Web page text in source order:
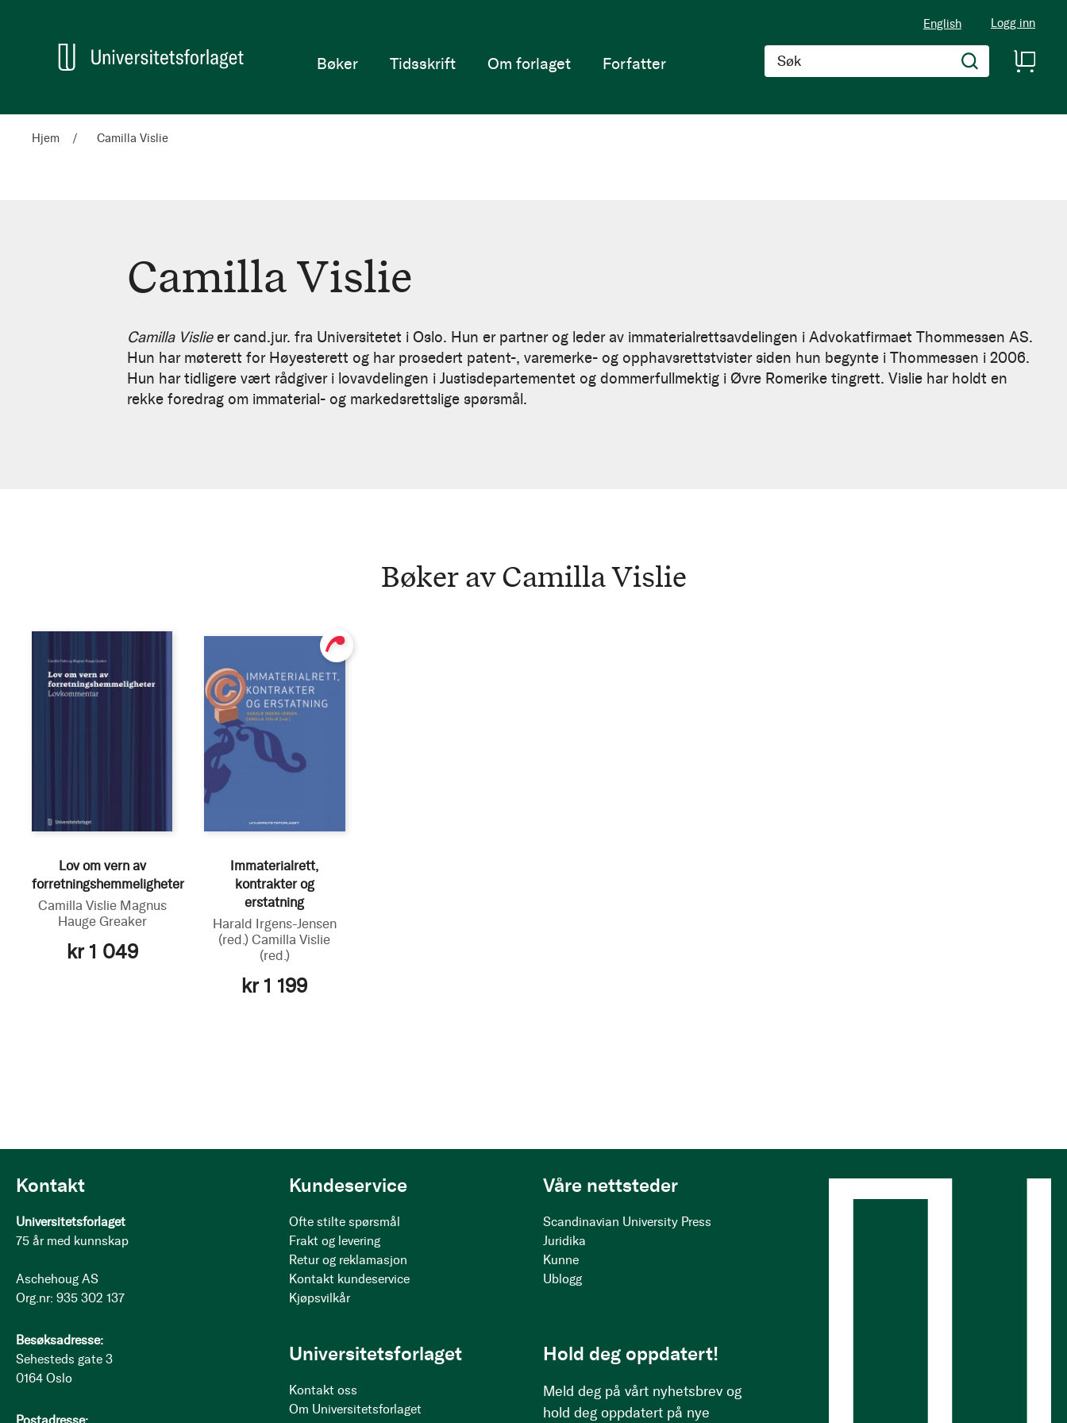
English Logg inn
Søk
Hjem
Bøker Tidsskrift Om forlaget Forfatter
Hjem Camilla Vislie
Camilla
Vislie
Camilla Vislie
Camilla Vislieer cand.jur. fra Universitetet i Oslo. Hun er partner og leder av immaterialrettsavdelingen i Advokatfirmaet Thommessen AS.
Hun har møterett for Høyesterett og har prosedert patent-, varemerke- og opphavsrettstvister siden hun begynte i Thommessen i 2006.
Hun har tidligere vært rådgiver i lovavdelingen i Justisdepartementet og dommerfullmektig i Øvre Romerike tingrett. Vislie har holdt en
rekke foredrag om immaterial- og markedsrettslige spørsmål.
Bøker av Camilla Vislie
Lov om vern av
forretningshemmeligheter
Camilla Vislie Magnus
Hauge Greaker
kr 1 049
Immaterialrett,
kontrakter og
erstatning
Harald Irgens-Jensen
(red.) Camilla Vislie
(red.)
kr 1 199
Kontakt
Universitetsforlaget
75 år med kunnskap
Aschehoug AS
Org.nr: 935 302 137
Besøksadresse:
Sehesteds gate 3
0164 Oslo
Kundeservice
Ofte stilte spørsmål
Frakt og levering
Retur og reklamasjon
Kontakt kundeservice
Kjøpsvilkår
Våre nettsteder
Scandinavian University Press
Juridika
Kunne
Ublogg
Universitetsforlaget
Kontakt oss
Om Universitetsforlaget
Hold deg oppdatert!
Meld deg på vårt nyhetsbrev og
hold deg oppdatert på nye